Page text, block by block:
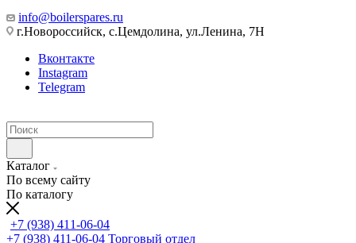
info@boilerspares.ru
г.Новороссийск, с.Цемдолина, ул.Ленина, 7Н
Вконтакте
Instagram
Telegram
Каталог
По всему сайту
По каталогу
+7 (938) 411-06-04
+7 (938) 411-06-04 Торговый отдел